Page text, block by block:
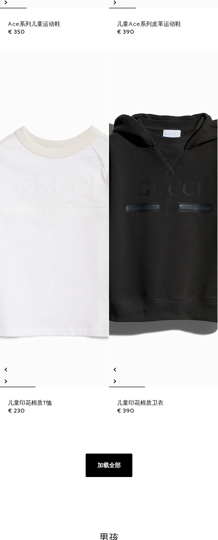
Ace系列儿童运动鞋
€ 350
儿童Ace系列皮革运动鞋
€ 390
儿童印花棉质T恤
€ 230
儿童印花棉质卫衣
€ 390
加载全部
男孩